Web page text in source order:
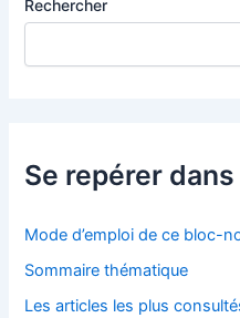
Rechercher
Se repérer
Mode d’emploi de ce bloc-
Sommaire thématique
Les articles les plus